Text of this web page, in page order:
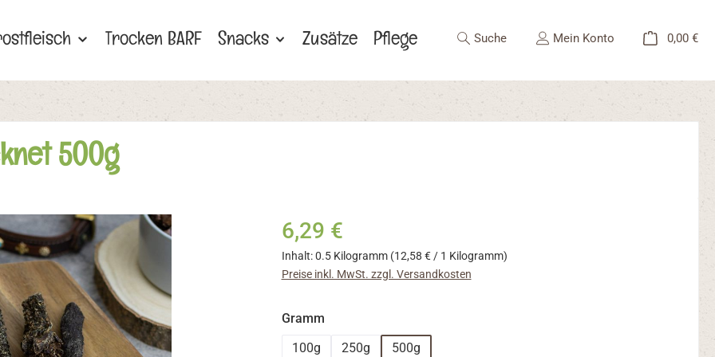
Trocken BARF Snacks Zusätze Pflege Angebote
Suche Mein Konto 0,00 €
500g
6,29 €
Inhalt:0.5 Kilogramm (12,58 € / 1 Kilogramm)
Preise inkl. MwSt. zzgl. Versandkosten
Grammauswählen
100g
250g 500g